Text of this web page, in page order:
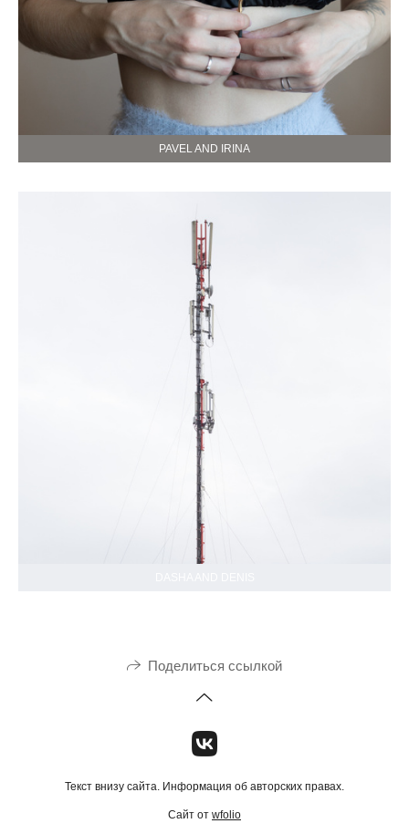
PAVEL AND IRINA
Поделиться ссылкой
Текст внизу сайта. Информация об авторских правах.
Сайт от wfolio